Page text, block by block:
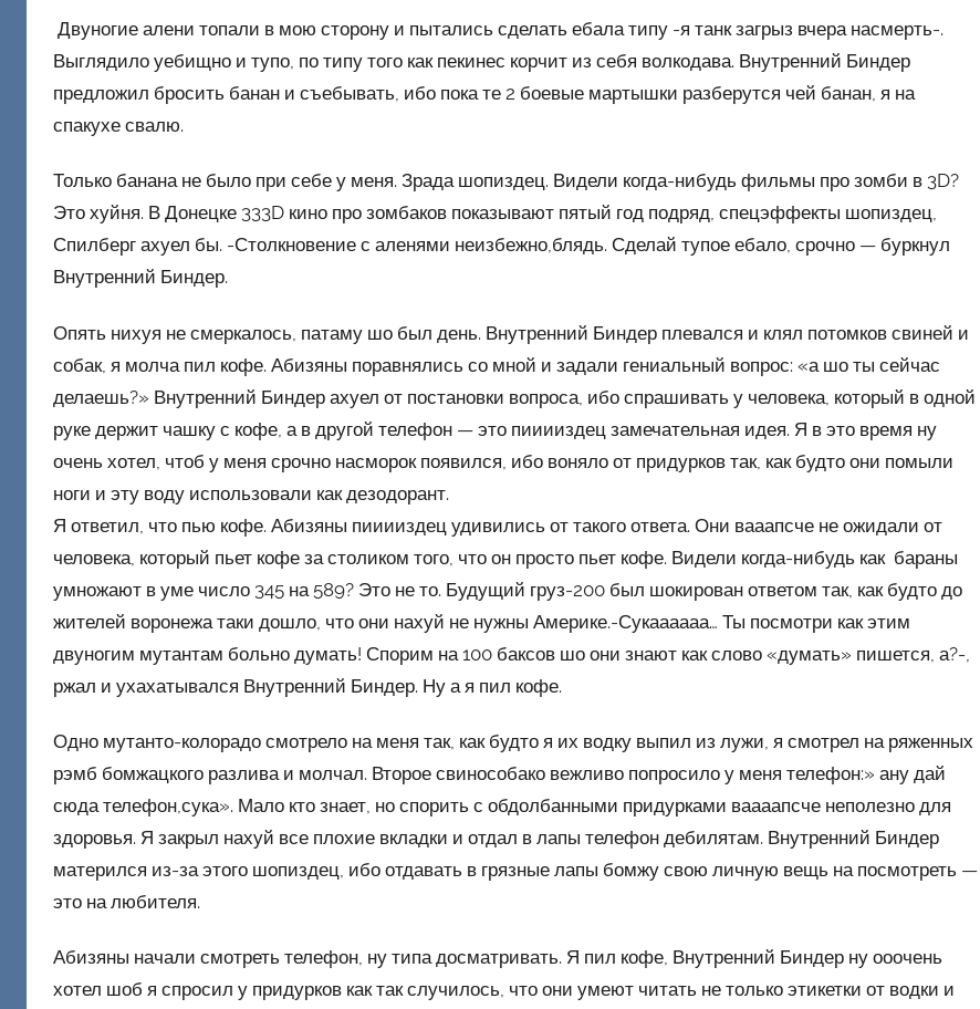
Двуногие алени топали в мою сторону и пытались сделать ебала типу -я танк загрыз вчера насмерть-.
Выглядило уебищно и тупо, по типу того как пекинес корчит из себя волкодава. Внутренний Биндер
предложил бросить банан и съебывать, ибо пока те 2 боевые мартышки разберутся чей банан, я на
спакухе свалю.
Только банана не было при себе у меня. Зрада шопиздец. Видели когда-нибудь фильмы про зомби в 3D?
Это хуйня. В Донецке 333D кино про зомбаков показывают пятый год подряд, спецэффекты шопиздец,
Спилберг ахуел бы. -Столкновение с аленями неизбежно,блядь. Сделай тупое ебало, срочно — буркнул
Внутренний Биндер.
Опять нихуя не смеркалось, патаму шо был день. Внутренний Биндер плевался и клял потомков свиней и
собак, я молча пил кофе. Абизяны поравнялись со мной и задали гениальный вопрос: «а шо ты сейчас
делаешь?» Внутренний Биндер ахуел от постановки вопроса, ибо спрашивать у человека, который в одной
руке держит чашку с кофе, а в другой телефон — это пииииздец замечательная идея. Я в это время ну
очень хотел, чтоб у меня срочно насморок появился, ибо воняло от придурков так, как будто они помыли
ноги и эту воду использовали как дезодорант.
Я ответил, что пью кофе. Абизяны пииииздец удивились от такого ответа. Они вааапсче не ожидали от
человека, который пьет кофе за столиком того, что он просто пьет кофе. Видели когда-нибудь как бараны
умножают в уме число 345 на 589? Это не то. Будущий груз-200 был шокирован ответом так, как будто до
жителей воронежа таки дошло, что они нахуй не нужны Америке.-Сукаааааа… Ты посмотри как этим
двуногим мутантам больно думать! Спорим на 100 баксов шо они знают как слово «думать» пишется, а?-,
ржал и ухахатывался Внутренний Биндер. Ну а я пил кофе.
Одно мутанто-колорадо смотрело на меня так, как будто я их водку выпил из лужи, я смотрел на ряженных
рэмб бомжацкого разлива и молчал. Второе свинособако вежливо попросило у меня телефон:» ану дай
сюда телефон,сука». Мало кто знает, но спорить с обдолбанными придурками ваааапсче неполезно для
здоровья. Я закрыл нахуй все плохие вкладки и отдал в лапы телефон дебилятам. Внутренний Биндер
матерился из-за этого шопиздец, ибо отдавать в грязные лапы бомжу свою личную вещь на посмотреть —
это на любителя.
Абизяны начали смотреть телефон, ну типа досматривать. Я пил кофе, Внутренний Биндер ну ооочень
хотел шоб я спросил у придурков как так случилось, что они умеют читать не только этикетки от водки и